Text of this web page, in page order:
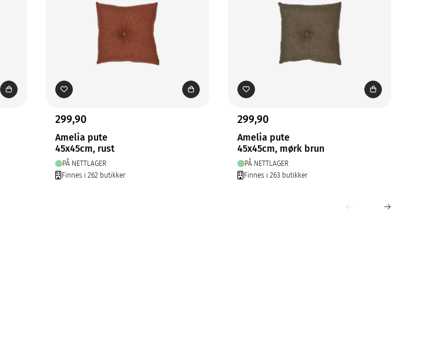
299,90
Amelia pute
45x45cm, rust
PÅ NETTLAGER
Finnes i 262 butikker
299,90
Amelia pute
45x45cm, mørk brun
PÅ NETTLAGER
Finnes i 263 butikker